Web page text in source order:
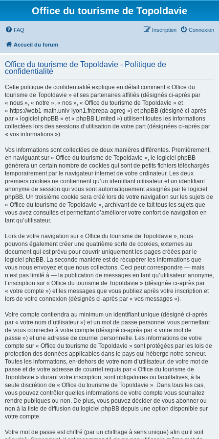
Office du tourisme de Topoldavie
FAQ Connexion
Inscription
Accueil du forum
Office du tourisme de Topoldavie - Politique de
confidentialité
Cette politique de confidentialité explique en détail comment « Office du
tourisme de Topoldavie » et ses partenaires affiliés (désignés ci-après par
« nous », « notre », « nos », « Office du tourisme de Topoldavie » et
« https://web1-math.univ-lyon1.fr/prepa-agreg ») et phpBB (désigné ci-après
par « logiciel phpBB » et « phpBB Limited ») utilisent toutes les informations
collectées lors des sessions d’utilisation de votre part (désignées ci-après par
« vos informations »).
Vos informations sont collectées de deux manières différentes. Premièrement,
en naviguant sur « Office du tourisme de Topoldavie », le logiciel phpBB
génèrera un certain nombre de cookies qui sont de petits fichiers téléchargés
temporairement par le navigateur internet de votre ordinateur. Les deux
premiers cookies ne contiennent qu’un identifiant utilisateur et un identifiant
anonyme de session qui vous sont automatiquement assignés par le logiciel
phpBB. Un troisième cookie sera créé lors de votre navigation sur les sujets de
« Office du tourisme de Topoldavie », archivant de ce fait tous les sujets que
vous avez consultés et permettant d’améliorer votre confort de navigation en
tant qu’utilisateur.
Lors de votre navigation sur « Office du tourisme de Topoldavie », nous
pouvons également créer une quatrième sorte de cookies, externes au
document qui est prévu pour couvrir uniquement les pages créées par le
logiciel phpBB. La seconde manière est de récupérer les informations que
vous nous envoyez et que nous collectons. Ceci peut correspondre — mais
n’est pas limité à — la publication de messages en tant qu’utilisateur anonyme,
l’inscription sur « Office du tourisme de Topoldavie » (désignée ci-après par
« votre compte ») et les messages que vous publiez après votre inscription et
lors de votre connexion (désignés ci-après par « vos messages »).
Votre compte contiendra au minimum un identifiant unique (désigné ci-après
par « votre nom d’utilisateur ») et un mot de passe personnel vous permettant
de vous connecter à votre compte (désigné ci-après par « votre mot de
passe ») et une adresse de courriel personnelle. Les informations de votre
compte sur « Office du tourisme de Topoldavie » sont protégées par les lois de
protection des données applicables dans le pays qui héberge notre serveur.
Toutes les informations, en-dehors de votre nom d’utilisateur, de votre mot de
passe et de votre adresse de courriel requis par « Office du tourisme de
Topoldavie » durant votre inscription, sont obligatoires ou facultatives, à la
seule discrétion de « Office du tourisme de Topoldavie ». Dans tous les cas,
vous pouvez contrôler quelles informations de votre compte vous souhaitez
rendre publiques ou non. De plus, vous pouvez décider de vous abonner ou
non à la liste de diffusion du logiciel phpBB depuis une option disponible sur
votre compte.
Votre mot de passe est chiffré (par un chiffrage à sens unique) afin qu’il soit